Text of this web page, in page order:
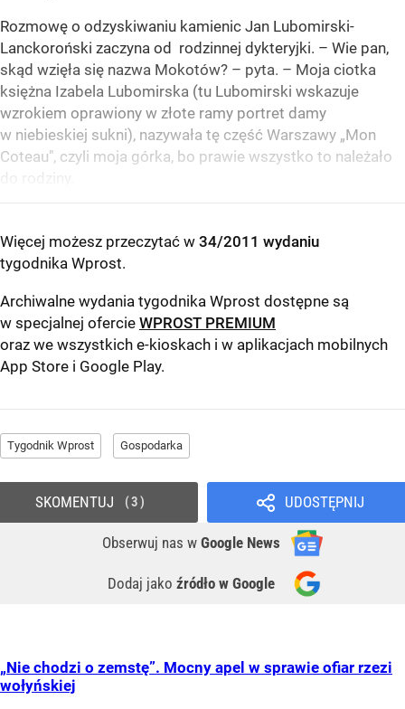
Rozmowę o odzyskiwaniu kamienic Jan Lubomirski-
Lanckoroński zaczyna od rodzinnej dykteryjki. – Wie pan,
skąd wzięła się nazwa Mokotów? – pyta. – Moja ciotka
księżna Izabela Lubomirska (tu Lubomirski wskazuje
wzrokiem oprawiony w złote ramy portret damy
w niebieskiej sukni), nazywała tę część Warszawy „Mon
Coteau", czyli moja górka, bo prawie wszystko to należało
Więcej możesz przeczytać w 34/2011 wydaniu
tygodnika Wprost.
Archiwalne wydania tygodnika Wprost dostępne są
w specjalnej ofercie WPROST PREMIUM
oraz we wszystkich e-kioskach i w aplikacjach mobilnych
App Store i Google Play.
Tygodnik Wprost Gospodarka
UDOSTĘPNIJ
Obserwuj nas w Google News
Dodaj jako źródło w Google
SKOMENTUJ 3
„Nie chodzi o zemstę”. Mocny apel w sprawie ofiar rzezi
wołyńskiej